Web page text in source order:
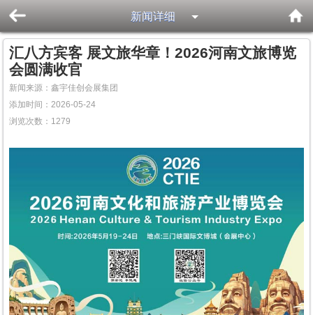
新闻详细
汇八方宾客 展文旅华章！2026河南文旅博览
会圆满收官
新闻来源：鑫宇佳创会展集团
添加时间：2026-05-24
浏览次数： 1279